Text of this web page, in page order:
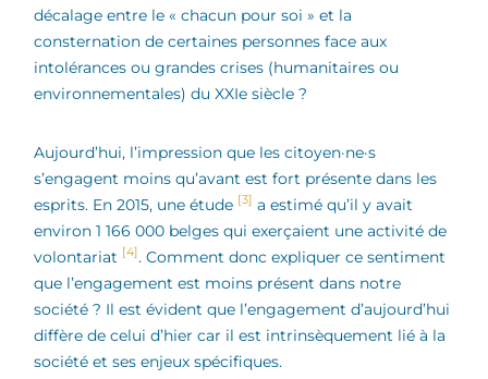
décalage entre le « chacun pour soi » et la
consternation de certaines personnes face aux
intolérances ou grandes crises (humanitaires ou
environnementales) du XXIe siècle ?
Aujourd’hui, l’impression que les citoyen·ne·s
s’engagent moins qu’avant est fort présente dans les
esprits. En 2015, une étude [3] a estimé qu’il y avait
environ 1 166 000 belges qui exerçaient une activité de
volontariat [4] . Comment donc expliquer ce sentiment
que l’engagement est moins présent dans notre
société ? Il est évident que l’engagement d’aujourd’hui
diffère de celui d’hier car il est intrinsèquement lié à la
société et ses enjeux spécifiques.